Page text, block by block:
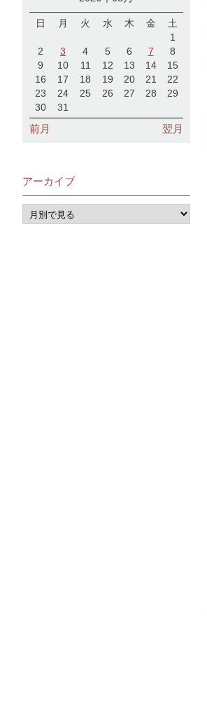
日 月 火 水 木 金
土
1
2
3 4 5 6 7
8
9
10 11 12 13 14
15
16
17 18 19 20 21
22
23
24 25 26 27 28
29
30
31
前月 翌月
アーカイブ